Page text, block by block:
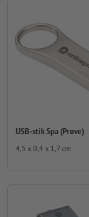
USB-stik Spa (Prøve)
4,5 x 0,4 x 1,7 cm